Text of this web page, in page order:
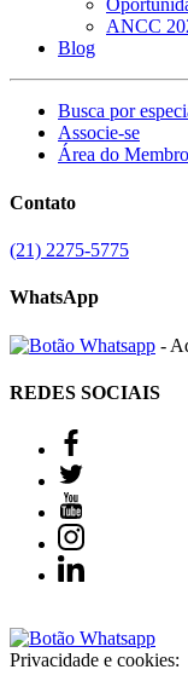
ANCC
Blog
Busca por
Associe-se
Área do Membro
Contato
(21) 2275-5775
WhatsApp
-
REDES SOCIAIS
Privacidade e cookies: